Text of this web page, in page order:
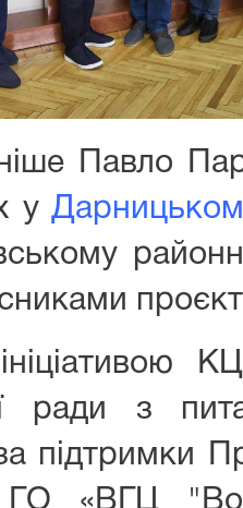
Павло
у
ради з
за підтримки
«ВГЦ